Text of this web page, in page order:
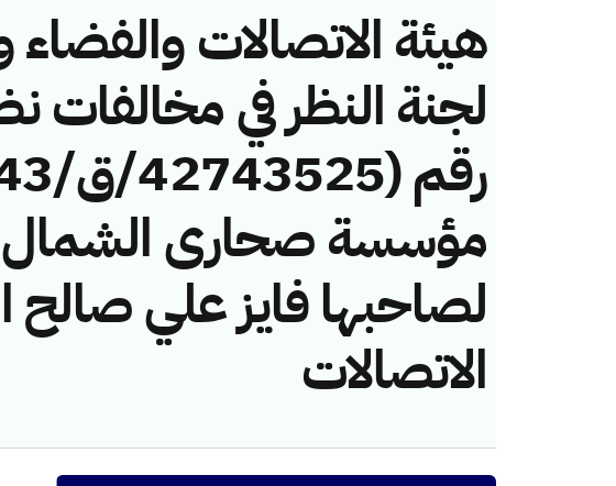
هيئة الاتصالات والفضاء
لجنة النظر في مخالفات
مؤسسة صحارى الشمال
لصاحبها فايز علي صالح
الاتصالات